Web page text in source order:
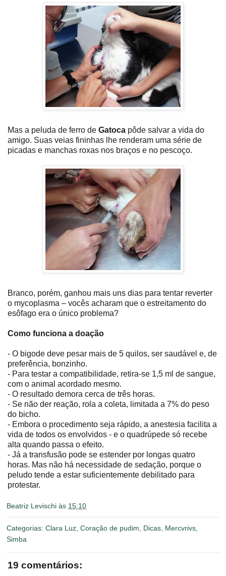
Mas a peluda de ferro de Gatoca pôde salvar a vida do
amigo. Suas veias fininhas lhe renderam uma série de
picadas e manchas roxas nos braços e no pescoço.
Branco, porém, ganhou mais uns dias para tentar reverter
o mycoplasma – vocês acharam que o estreitamento do
esôfago era o único problema?
Como funciona a doação
- O bigode deve pesar mais de 5 quilos, ser saudável e, de
preferência, bonzinho.
- Para testar a compatibilidade, retira-se 1,5 ml de sangue,
com o animal acordado mesmo.
- O resultado demora cerca de três horas.
- Se não der reação, rola a coleta, limitada a 7% do peso
do bicho.
- Embora o procedimento seja rápido, a anestesia facilita a
vida de todos os envolvidos - e o quadrúpede só recebe
alta quando passa o efeito.
- Já a transfusão pode se estender por longas quatro
horas. Mas não há necessidade de sedação, porque o
peludo tende a estar suficientemente debilitado para
protestar.
Beatriz Levischi às 15:10
Categorias: Clara Luz Coração de pudim Dicas Mercvrivs
Simba
19 comentários: